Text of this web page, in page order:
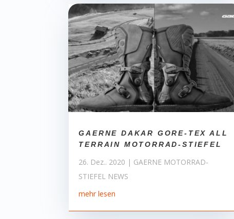
GAERNE DAKAR GORE-TEX ALL
TERRAIN MOTORRAD-STIEFEL
26. Dez.. 2020 | GAERNE MOTORRAD-
STIEFEL NEWS
mehr lesen